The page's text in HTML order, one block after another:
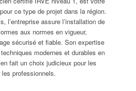
ce type de projet dans la région.
l’entreprise assure l’installation de
aux normes en vigueur,
sécurisé et fiable. Son expertise
modernes et durables en
fait un choix judicieux pour les
professionnels.